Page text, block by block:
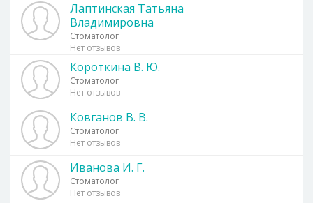
Лаптинская Татьяна
Владимировна
Стоматолог
Нет отзывов
Короткина В. Ю.
Стоматолог
Нет отзывов
Ковганов В. В.
Стоматолог
Нет отзывов
Иванова И. Г.
Стоматолог
Нет отзывов